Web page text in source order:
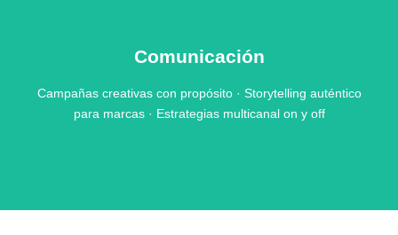
Comunicación
Campañas creativas con propósito · Storytelling auténtico
para marcas · Estrategias multicanal on y off